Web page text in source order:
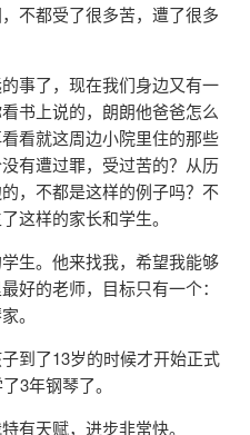
不都受了很多苦，遭了很多
事了，现在我们身边又有一
书上说的，朗朗他爸爸怎么
看就这周边小院里住的那些
有遭过罪，受过苦的？从历
，不都是这样的例子吗？不
这样的家长和学生。
生。他来找我，希望我能够
好的老师，目标只有一个：
。
到了13岁的时候才开始正式
3年钢琴了。
有天赋，进步非常快。